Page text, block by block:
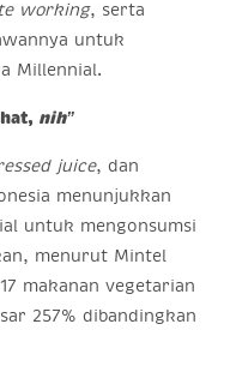
working, serta
untuk
Millennial.
nih”
juice, dan
menunjukkan
untuk mengonsumsi
menurut Mintel
makanan vegetarian
257% dibandingkan